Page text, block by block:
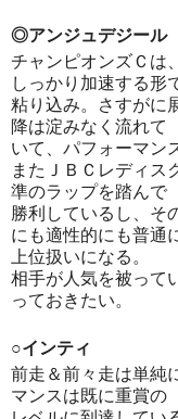
◎アンジュデジール
チャンピオンズＣは
しっかり加速する形
粘り込み。さすがに
降は淀みなく流れて
いて、パフォーマン
またＪＢＣレディス
準のラップを踏んで
勝利しているし、そ
にも適性的にも普通
上位扱いになる。
相手が人気を被って
っておきたい。
○インティ
前走＆前々走は単純
マンスは既に重賞の